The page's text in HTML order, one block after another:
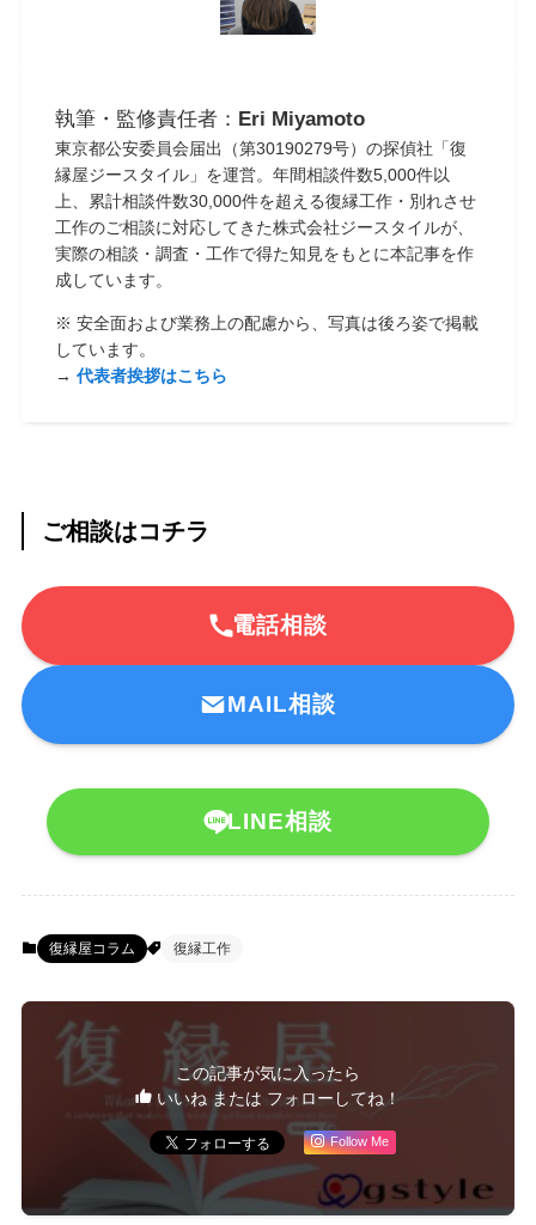
執筆・監修責任者： Eri Miyamoto
東京都公安委員会届出（第30190279号）の探偵社「復
縁屋ジースタイル」を運営。年間相談件数5,000件以
上、累計相談件数30,000件を超える復縁工作・別れさせ
工作のご相談に対応してきた株式会社ジースタイルが、
実際の相談・調査・工作で得た知見をもとに本記事を作
成しています。
※ 安全面および業務上の配慮から、写真は後ろ姿で掲載
しています。
→代表者挨拶はこちら
ご相談はコチラ
電話相談
MAIL相談
LINE相談
復縁屋コラム 復縁工作
この記事が気に入ったら
いいね または フォローしてね！
Follow Me